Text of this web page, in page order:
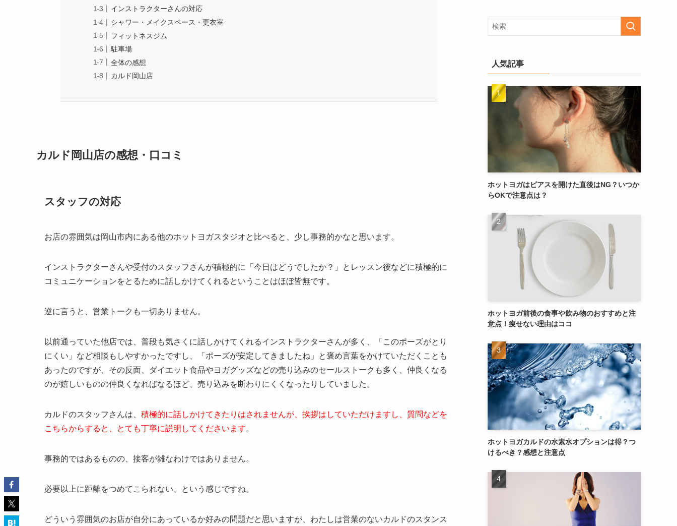
インストラクターさんの対応
シャワー・メイクスペース・更衣室
フィットネスジム
駐車場
全体の感想
カルド岡山店
カルド岡山店の感想・口コミ
スタッフの対応
お店の雰囲気は岡山市内にある他のホットヨガスタジオと 比べると 少し事務的かなと 思います。
インストラクターさんや受付のスタッフさんが積極的に 「 今日はどうでしたか ？ 」
とレッスン後などに積極的に
コミュニケーションをとるために話しかけてくれるということはほぼ皆無です。
逆に言うと、営業トークも一切ありません。
以前通っていた他店では、普段も気さくに話しかけてくれるインストラクターさんが多く、「このポーズがとり
にくい」など相談もしやすかったですし、「ポーズが安定してきましたね」と褒め言葉をかけていただくことも
あったのですが、その反面、ダイエット食品やヨガグッズなどの売り込みのセールストークも多く、仲良くなる
のが嬉しいものの仲良くなればなるほど、売り込みを断わりにくくなったりしていました。
カルドのスタッフさんは、 積極的に話しかけてきたりはされませんが、挨拶はしていただけますし、質問などを
こちらからすると、とても丁寧に説明してくださいます。
事務的ではあるものの、接客が雑なわけではありません。
必要以上に距離をつめてこられない、という感じですね。
どういう雰囲気のお店が自分にあっているか好みの問題だと思いますが、わたしは営業のないカルドのスタンス
人気記事
ホットヨガはピアスを開けた直後はNG？いつか
らOKで注意点は？
ホットヨガ前後の食事や飲み物のおすすめと注
意点！痩せない理由はココ
ホットヨガカルドの水素水オプションは得？つ
けるべき？感想と注意点